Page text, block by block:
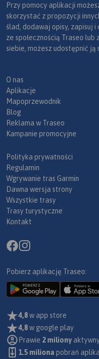
Przy pomocy aplikacji
skorzystać z propozycji
ślad, dodawaj opisy, zapisuj
ze społecznością Traseo
siebie, możesz udostępnić
O nas
Aplikacje
Mapoprzewodnik
Blog
Reklama w Traseo
Kampanie promocyjne
Polityka prywatności
Regulamin
Wgrywanie tras Garmin
Dawna wersja strony
Wszystkie trasy
Trasy turystyczne
Kontakt
Pobierz aplikację Traseo:
4,8w app store
4,8w google play
Prawie 2 miliony
1.5 miliona pobrań